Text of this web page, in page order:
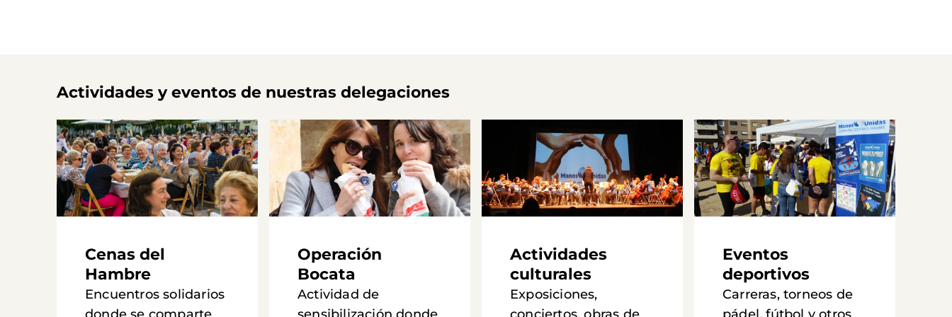
Actividades y eventos de nuestras delegaciones
Cenas del
Hambre
Encuentros solidarios
Operación
Bocata
Actividad de
Actividades
culturales
Exposiciones,
Eventos
deportivos
Carreras, torneos de